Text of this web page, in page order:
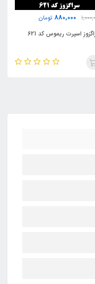
4,500,000
3,600,000
چادر ماشین 4فصل ضد اب /